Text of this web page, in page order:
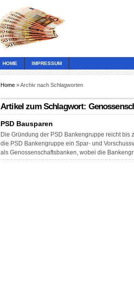
HOME IMPRESSUM
Home » Archiv nach Schlagworten
Artikel zum Schlagwort:
PSD Bausparen
Die Gründung der PSD Bankengruppe reicht
die PSD Bankengruppe ein Spar- und
als Genossenschaftsbanken, wobei die